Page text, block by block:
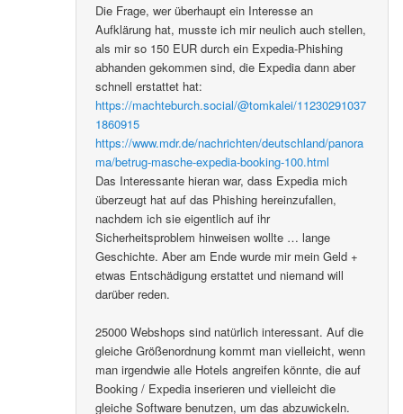
Die Frage, wer überhaupt ein Interesse an
Aufklärung hat, musste ich mir neulich auch stellen,
als mir so 150 EUR durch ein Expedia-Phishing
abhanden gekommen sind, die Expedia dann aber
schnell erstattet hat:
https://machteburch.social/@tomkalei/11230291037
1860915
https://www.mdr.de/nachrichten/deutschland/panora
ma/betrug-masche-expedia-booking-100.html
Das Interessante hieran war, dass Expedia mich
überzeugt hat auf das Phishing hereinzufallen,
nachdem ich sie eigentlich auf ihr
Sicherheitsproblem hinweisen wollte … lange
Geschichte. Aber am Ende wurde mir mein Geld +
etwas Entschädigung erstattet und niemand will
darüber reden.
25000 Webshops sind natürlich interessant. Auf die
gleiche Größenordnung kommt man vielleicht, wenn
man irgendwie alle Hotels angreifen könnte, die auf
Booking / Expedia inserieren und vielleicht die
gleiche Software benutzen, um das abzuwickeln.